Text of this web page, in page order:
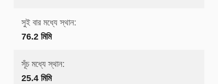
সুই বার মধ্যে স্থান:
76.2 মিমি
সূঁচ মধ্যে স্থান:
25.4 মিমি